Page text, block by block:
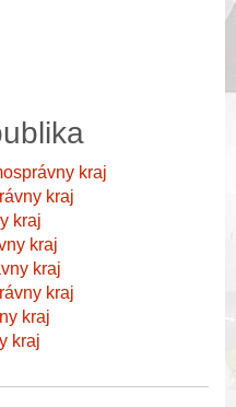
kraj
kraj
kraj
kraj
kraj
kraj
kraj
kraj